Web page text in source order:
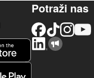
Potraži nas